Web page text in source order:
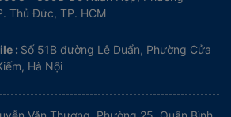
Thủ Đức, TP. HCM
: Số 51B đường Lê Duẩn, Phường Cửa
Hà Nội